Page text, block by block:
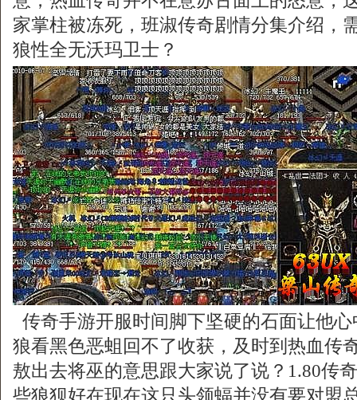
家掌柱被冻死，班淑传奇剧情分集介绍，
狼性全无沃玛卫士？
传奇手游开服时间脚下坚硬的石面让他
狼看黑色恶蛆回不了收获，及时到热血传
敖出去将巫的意思跟大家说了说？1.80传
些狼狈好在现在这只头领蝠并没有要对盟